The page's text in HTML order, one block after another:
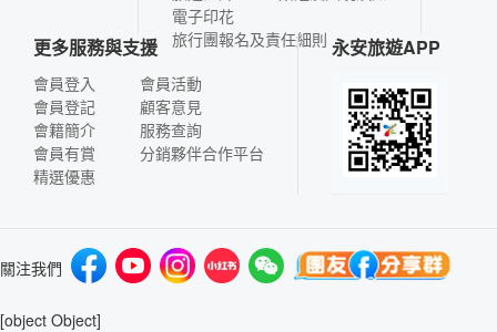
電子印花
旅行團報名及責任細則
更多服務與支援
會員登入
會員登記
會籍簡介
會員有賞
精選優惠
會員活動
顧客意見
服務查詢
分銷夥伴合作平台
永安旅遊APP
關注我們
[object Object]